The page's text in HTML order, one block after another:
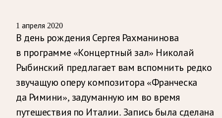
1 апреля 2020
В день рождения Сергея Рахманинова
в программе «Концертный зал» Николай
Рыбинский предлагает вам вспомнить редко
звучащую оперу композитора «Франческа
да Римини», задуманную им во время
путешествия по Италии. Запись была сделана